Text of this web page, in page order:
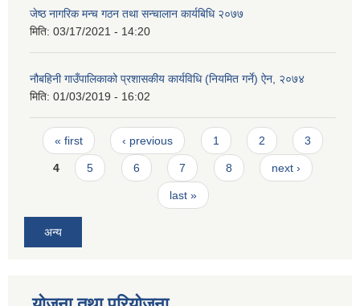
जेष्ठ नागरिक मन्च गठन तथा सन्चालान कार्यबिधि २०७७
मिति: 03/17/2021 - 14:20
नौबहिनी गाउँपालिकाको प्रशासकीय कार्यविधि (नियमित गर्ने) ऐन, २०७४
मिति: 01/03/2019 - 16:02
Pages
« first ‹ previous 1 2 3
4 5 6 7 8 next ›
last »
अन्य